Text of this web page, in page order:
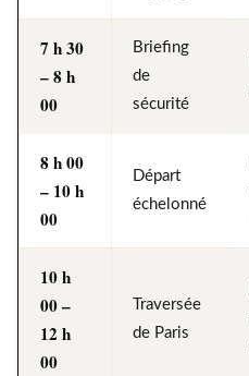
7 h 30
– 8 h
00
Briefing
de
sécurité
8 h 00
– 10 h
00
Départ
échelonné
10 h
00 –
12 h
00
Traversée
de Paris